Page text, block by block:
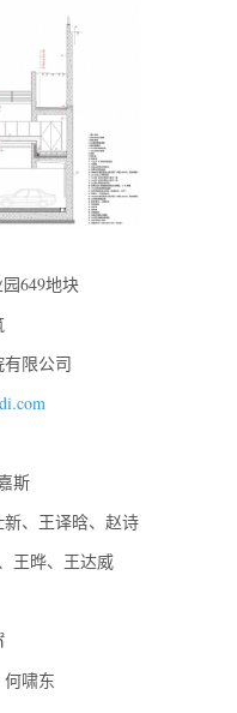
649地块
限公司
斯
、王译晗、赵诗
王晔、王达威
啸东